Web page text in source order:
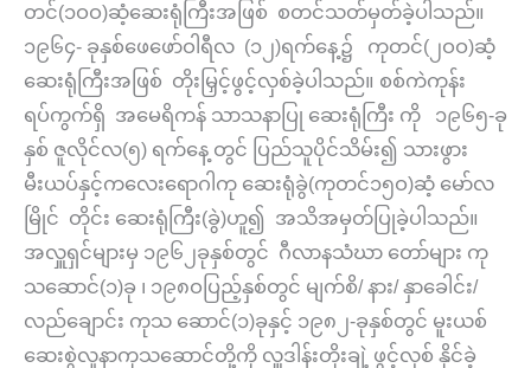
တင်(၁ဝဝ)ဆံ့ဆေးရုံကြီးအဖြစ် စတင်သတ်မှတ်ခဲ့ပါသည်။
၁၉၆၄- ခုနှစ်ဖေဖော်ဝါရီလ (၁၂)ရက်နေ့၌ ကုတင်(၂ဝဝ)ဆံ့
ဆေးရုံကြီးအဖြစ် တိုးမြှင့်ဖွင့်လှစ်ခဲ့ပါသည်။ စစ်ကဲကုန်း
ရပ်ကွက်ရှိ အမေရိကန် သာသနာပြု ဆေးရုံကြီး ကို ၁၉၆၅-ခု
နှစ် ဇူလိုင်လ(၅) ရက်နေ့ တွင် ပြည်သူပိုင်သိမ်း၍ သားဖွား
မီးယပ်နှင့်ကလေးရောဂါကု ဆေးရုံခွဲ(ကုတင်၁၅ဝ)ဆံ့ မော်လ
မြိုင် တိုင်း ဆေးရုံကြီး(ခွဲ)ဟူ၍ အသိအမှတ်ပြုခဲ့ပါသည်။
အလှူရှင်များမှ ၁၉၆၂ခုနှစ်တွင် ဂီလာနသံဃာ တော်များ ကု
သဆောင်(၁)ခု ၊ ၁၉၈ဝပြည့်နှစ်တွင် မျက်စိ/ နား/ နှာခေါင်း/
လည်ချောင်း ကုသ ဆောင်(၁)ခုနှင့် ၁၉၈၂-ခုနှစ်တွင် မူးယစ်
ဆေးစွဲလူနာကုသဆောင်တို့ကို လှူဒါန်းတိုးချဲ့ ဖွင့်လှစ် နိုင်ခဲ့